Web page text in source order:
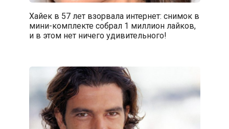
Хайек в 57 лет взорвала интернет: снимок в
мини-комплекте собрал 1 миллион лайков,
и в этом нет ничего удивительного!